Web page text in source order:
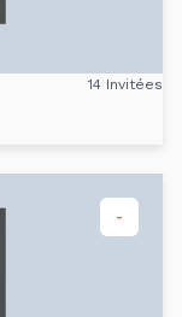
14 Invitées
-